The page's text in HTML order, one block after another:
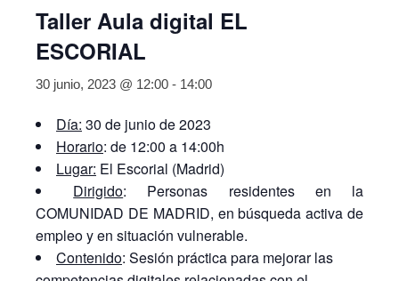
Taller Aula digital EL
ESCORIAL
30 junio, 2023 @ 12:00 - 14:00
Día: 30 de junio de 2023
Horario: de 12:00 a 14:00h
Lugar: El Escorial (Madrid)
Dirigido: Personas residentes en la
COMUNIDAD DE MADRID, en búsqueda activa de
empleo y en situación vulnerable.
Contenido: Sesión práctica para mejorar las